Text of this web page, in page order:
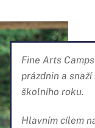
Fine Arts
prázdnin a
školního roku.
Hlavním cílem